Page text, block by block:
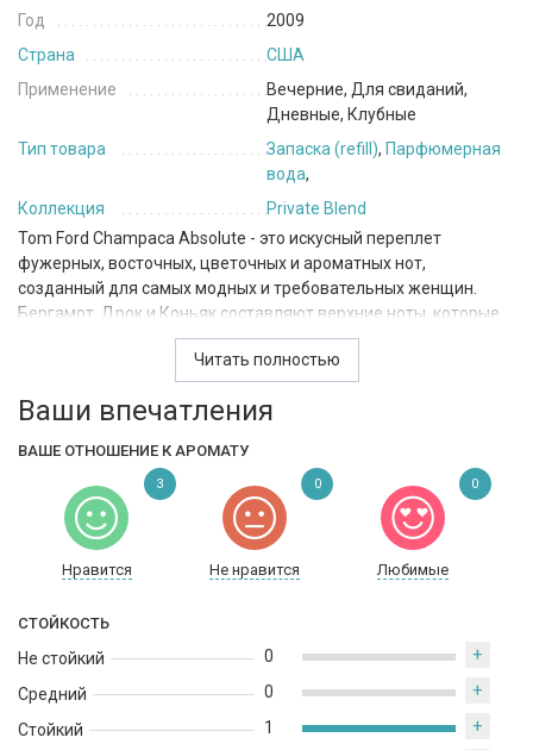
Год
2009
Страна
США
Применение
Вечерние, Для свиданий,
Дневные, Клубные
Тип товара
Запаска (refill), Парфюмерная
вода,
Коллекция
Private Blend
Tom Ford Champaca Absolute - это искусный переплет
фужерных, восточных, цветочных и ароматных нот,
созданный для самых модных и требовательных женщин.
Бергамот, Дрок и Коньяк составляют верхние ноты, которые
подчеркивают уверенность и элегантность обладательницы
этого парфюма. Ноты сердца Фиалки, Жасмина, Орхидеи,
Чампаки и Коньяка создают сложный, но прекрасный аромат,
который не оставит равнодушным никого. Базовые ноты
Это идеальный выбор для весны и осени, когда прекрасны
дни и прохладные вечера. Совместимость с прекрасными
делает его универсальным вариантом. Кроме того, это
впечатление на своего партнера.
и независимых женщин, которые хотят выразить свою
уверенность и элегантность. Созданный в США, этот парфюм
Читать полностью
Ваши впечатления
ВАШЕ ОТНОШЕНИЕ К АРОМАТУ
Нравится Не нравится Любимые
3 0 0
СТОЙКОСТЬ
Не стойкий
Средний
Стойкий
0 +
0 +
1 +